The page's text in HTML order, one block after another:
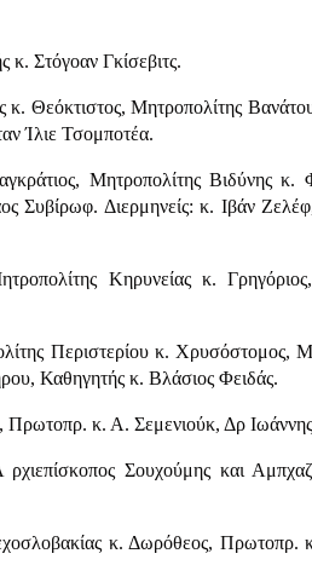
Στόγοαν Γκίσεβιτς.
Θεόκτιστος, Μητροπολίτης
Ίλιε Τσομποτέα.
Μητροπολίτης Βιδύνης κ.
Συβίρωφ. Διερμηνείς: κ. Ιβάν
Κηρυνείας κ.
Περιστερίου κ. Χρυσόστομος,
Καθηγητής κ. Βλάσιος Φειδάς.
Πρωτοπρ. κ. Α. Σεμενιούκ, Δρ
Σουχούμης και
κ. Δωρόθεος, Πρωτοπρ.